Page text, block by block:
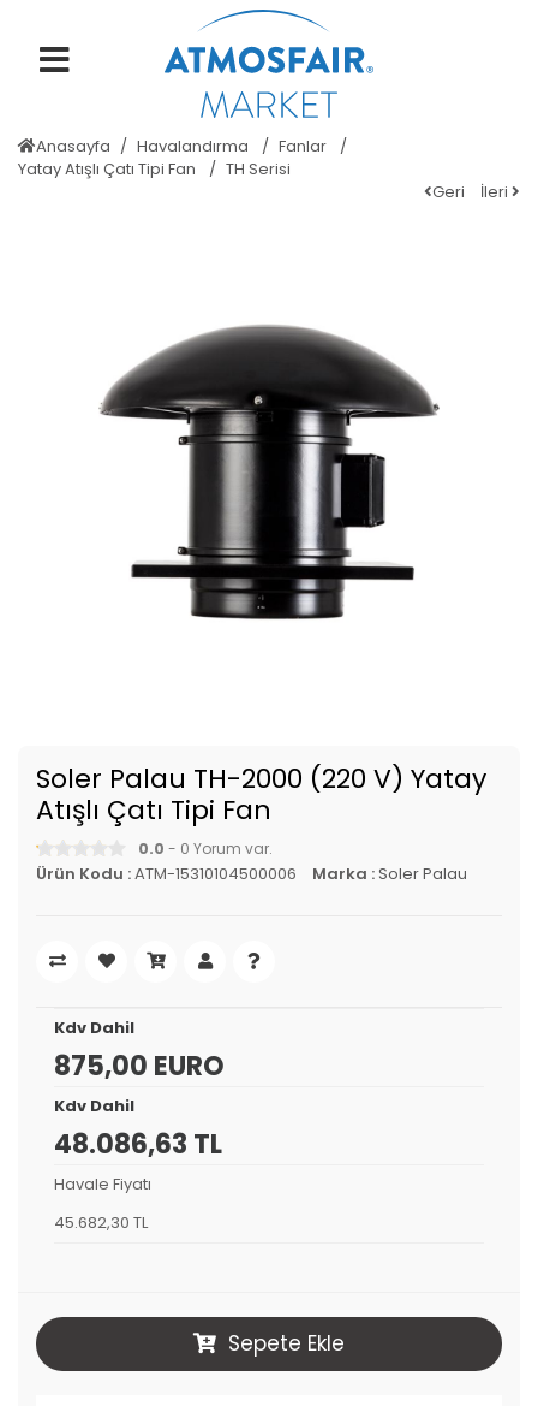
Anasayfa Havalandırma
Fanlar
Yatay Atışlı Çatı Tipi Fan
TH Serisi
Geri
İleri
Soler Palau TH-2000 (220 V) Yatay
Atışlı Çatı Tipi Fan
0.0 - 0 Yorum var.
Ürün Kodu :ATM-15310104500006 Marka :Soler Palau
Kdv Dahil
875,00 EURO
Kdv Dahil
48.086,63 TL
Havale Fiyatı
45.682,30 TL
Sepete Ekle